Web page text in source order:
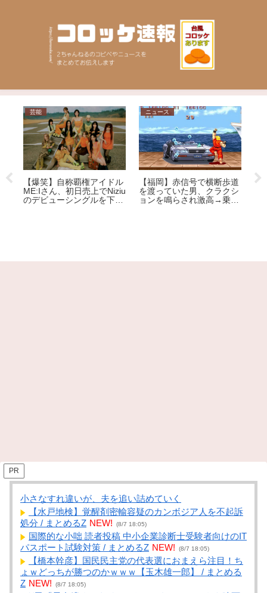
芸能
【爆笑】自称覇権アイドル
ME:Iさん、初日売上でNiziu
のデビューシングルを下回
ニュース
【福岡】赤信号で横断歩道
を渡っていた男、クラクシ
ョンを鳴らされ激高→乗用
【
PR
小さなすれ違いが、夫を追い詰めていく
【水戸地検】覚醒剤密輸容疑のカンボジア人を不起訴
処分 / まとめるZ NEW! (8/7 18:05)
国際的な小咄 読者投稿 中小企業診断士受験者向けのIT
パスポート試験対策 / まとめるZ NEW! (8/7 18:05)
【橋本幹彦】国民民主党の代表選におまえら注目！ち
ょｗどっちが勝つのかｗｗｗ【玉木雄一郎】 / まとめる
Z NEW! (8/7 18:05)